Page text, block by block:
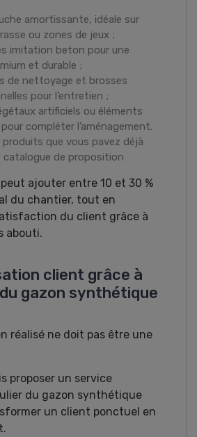
amortissante, idéale sur
ou zones de jeux ;
imitation beton pour une
et durable ;
de nettoyage et brosses
pour l’entretien ;
artificiels ou éléments
compléter l’aménagement.
que vous pavez déjà
catalogue de proposition
ajouter entre 10 et 30 %
du chantier, tout en
du client grâce à
abouti.
client grâce à
gazon synthétique
réalisé ne doit pas être une
proposer un service
du gazon synthétique
un client ponctuel en